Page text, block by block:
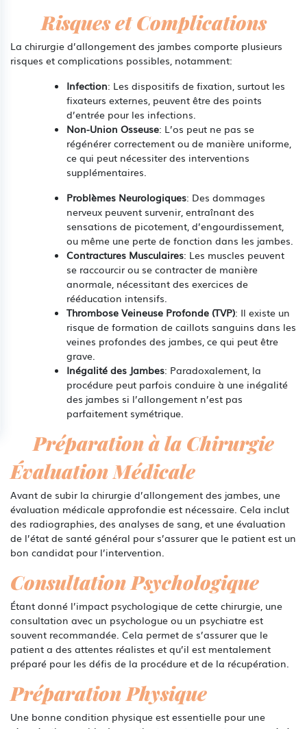
Risques et Complications
La chirurgie d’allongement des jambes comporte plusieurs
risques et complications possibles, notamment:
Infection: Les dispositifs de fixation, surtout les
fixateurs externes, peuvent être des points
d’entrée pour les infections.
Non-Union Osseuse: L’os peut ne pas se
régénérer correctement ou de manière uniforme,
ce qui peut nécessiter des interventions
supplémentaires.
Problèmes Neurologiques: Des dommages
nerveux peuvent survenir, entraînant des
sensations de picotement, d’engourdissement,
ou même une perte de fonction dans les jambes.
Contractures Musculaires: Les muscles peuvent
se raccourcir ou se contracter de manière
anormale, nécessitant des exercices de
rééducation intensifs.
Thrombose Veineuse Profonde (TVP): Il existe un
risque de formation de caillots sanguins dans les
veines profondes des jambes, ce qui peut être
grave.
Inégalité des Jambes: Paradoxalement, la
procédure peut parfois conduire à une inégalité
des jambes si l’allongement n’est pas
parfaitement symétrique.
Préparation à la Chirurgie
Évaluation Médicale
Avant de subir la chirurgie d’allongement des jambes, une
évaluation médicale approfondie est nécessaire. Cela inclut
des radiographies, des analyses de sang, et une évaluation
de l’état de santé général pour s’assurer que le patient est un
bon candidat pour l’intervention.
Consultation Psychologique
Étant donné l’impact psychologique de cette chirurgie, une
consultation avec un psychologue ou un psychiatre est
souvent recommandée. Cela permet de s’assurer que le
patient a des attentes réalistes et qu’il est mentalement
préparé pour les défis de la procédure et de la récupération.
Préparation Physique
Une bonne condition physique est essentielle pour une